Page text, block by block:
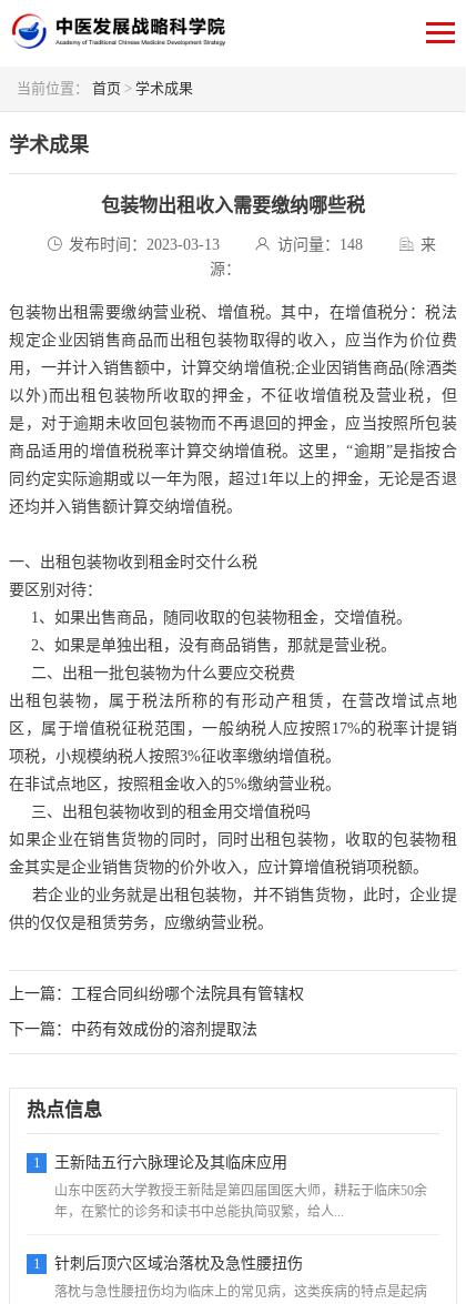
当前位置： 首页 > 学术成果
学术成果
包装物出租收入需要缴纳哪些税
发布时间：2023-03-13 访问量： 148
来
源：
包装物出租需要缴纳营业税、增值税。其中，在增值税分：税法
规定企业因销售商品而出租包装物取得的收入，应当作为价位费
用，一并计入销售额中，计算交纳增值税;企业因销售商品(除酒类
以外)而出租包装物所收取的押金，不征收增值税及营业税，但
是，对于逾期未收回包装物而不再退回的押金，应当按照所包装
商品适用的增值税税率计算交纳增值税。这里，“逾期”是指按合
同约定实际逾期或以一年为限，超过1年以上的押金，无论是否退
还均并入销售额计算交纳增值税。
一、出租包装物收到租金时交什么税
要区别对待：
1、如果出售商品，随同收取的包装物租金，交增值税。
2、如果是单独出租，没有商品销售，那就是营业税。
二、出租一批包装物为什么要应交税费
出租包装物，属于税法所称的有形动产租赁，在营改增试点地
区，属于增值税征税范围，一般纳税人应按照17%的税率计提销
项税，小规模纳税人按照3%征收率缴纳增值税。
在非试点地区，按照租金收入的5%缴纳营业税。
三、出租包装物收到的租金用交增值税吗
如果企业在销售货物的同时，同时出租包装物，收取的包装物租
金其实是企业销售货物的价外收入，应计算增值税销项税额。
若企业的业务就是出租包装物，并不销售货物，此时，企业提
供的仅仅是租赁劳务，应缴纳营业税。
上一篇： 工程合同纠纷哪个法院具有管辖权
下一篇： 中药有效成份的溶剂提取法
热点信息
1 王新陆五行六脉理论及其临床应用
山东中医药大学教授王新陆是第四届国医大师，耕耘于临床50余
年，在繁忙的诊务和读书中总能执简驭繁，给人...
1 针刺后顶穴区域治落枕及急性腰扭伤
落枕与急性腰扭伤均为临床上的常见病，这类疾病的特点是起病